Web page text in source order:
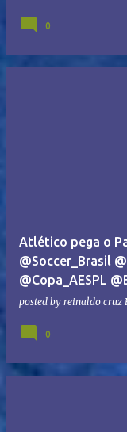
0
Atlético pega o
@Soccer_Brasil
@Copa_AESPL
posted by reinaldo cruz
0